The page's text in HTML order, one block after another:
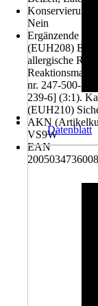
Nein
Ergänzende
(EUH208)
allergische
nr. 247-500-7]
239-6] (3:1).
(EUH210)
AKN
VS9W
EAN
Datenblatt